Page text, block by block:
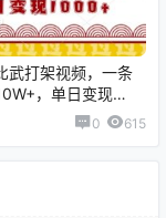
武打架视频，一条
，单日变现
0 615